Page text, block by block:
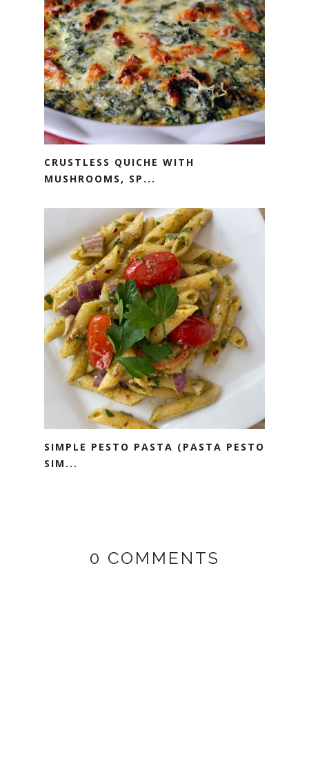
CRUSTLESS QUICHE WITH
MUSHROOMS, SP...
SIMPLE PESTO PASTA (PASTA PESTO
SIM...
0 COMMENTS